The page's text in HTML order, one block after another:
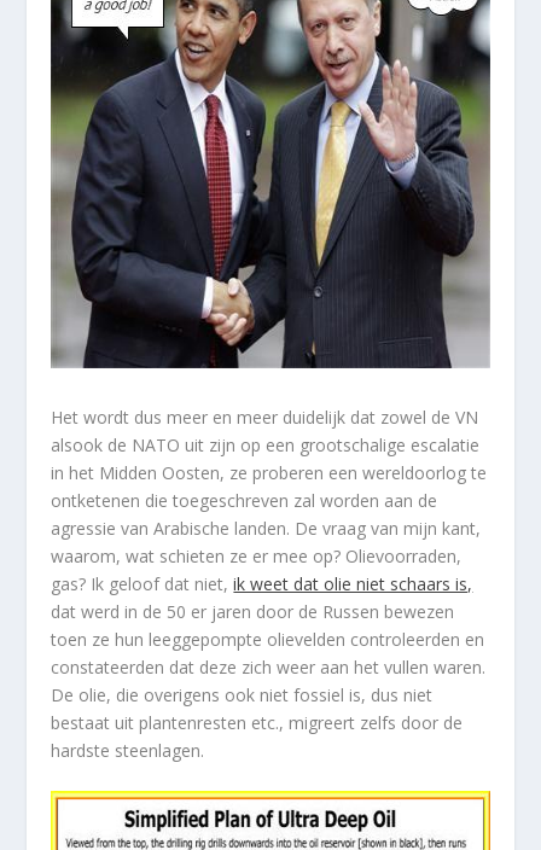
Het wordt dus meer en meer duidelijk dat zowel de VN
alsook de NATO uit zijn op een grootschalige escalatie
in het Midden Oosten, ze proberen een wereldoorlog te
ontketenen die toegeschreven zal worden aan de
agressie van Arabische landen. De vraag van mijn kant,
waarom, wat schieten ze er mee op? Olievoorraden,
gas? Ik geloof dat niet,ik weet dat olie niet schaars is,
dat werd in de 50 er jaren door de Russen bewezen
toen ze hun leeggepompte olievelden controleerden en
constateerden dat deze zich weer aan het vullen waren.
De olie, die overigens ook niet fossiel is, dus niet
bestaat uit plantenresten etc., migreert zelfs door de
hardste steenlagen.